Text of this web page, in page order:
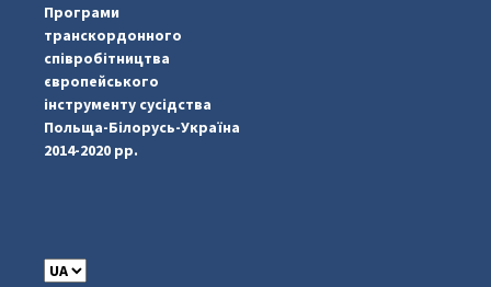
Програми
транскордонного
співробітництва
європейського
інструменту сусідства
Польща-Білорусь-Україна
2014-2020 рр.
C